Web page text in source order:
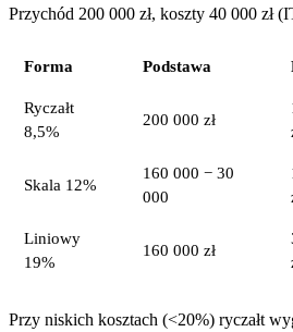
Przychód 200 000 zł, koszty 40 000 zł
Forma Podstawa
Ryczałt
8,5%
200 000 zł
Skala 12%
160 000 − 30
000
Liniowy
19%
160 000 zł
Przy niskich kosztach (<20%) ryczałt